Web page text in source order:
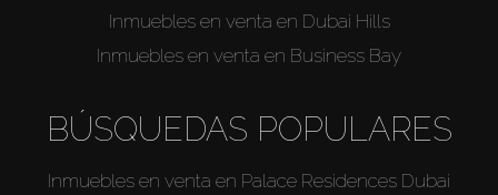
Inmuebles en venta en Dubai Hills
Inmuebles en venta en Business Bay
BÚSQUEDAS POPULARES
Inmuebles en venta en Palace Residences Dubai